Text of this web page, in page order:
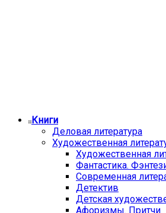
Книги
Деловая литература
Художественная
Художественная
Фантастика.
Современная
Детектив
Детская
Афоризмы. Притчи